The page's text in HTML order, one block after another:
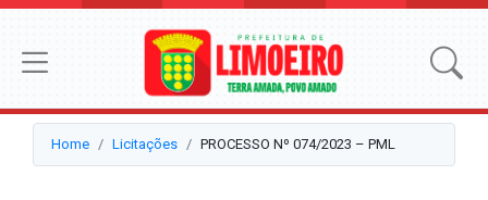
Home Licitações PROCESSO Nº 074/2023 – PML